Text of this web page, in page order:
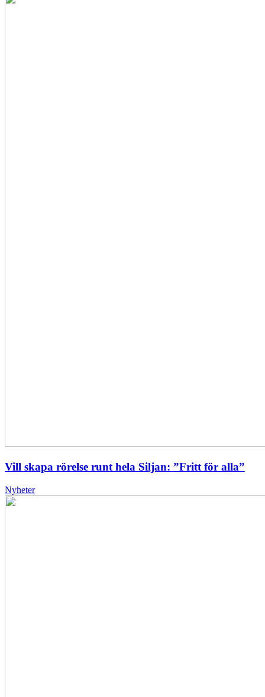
Vill skapa rörelse runt hela Siljan: ”Fritt för alla”
Nyheter